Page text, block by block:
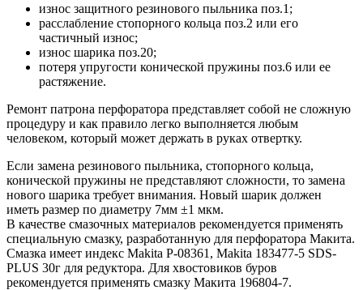
износ защитного резинового пыльника поз.1;
расслабление стопорного кольца поз.2 или его
частичный износ;
износ шарика поз.20;
потеря упругости конической пружины поз.6 или ее
растяжение.
Ремонт патрона перфоратора представляет собой не сложную
процедуру и как правило легко выполняется любым
человеком, который может держать в руках отвертку.
Если замена резинового пыльника, стопорного кольца,
конической пружины не представляют сложности, то замена
нового шарика требует внимания. Новый шарик должен
иметь размер по диаметру 7мм ±1 мкм.
В качестве смазочных материалов рекомендуется применять
специальную смазку, разработанную для перфоратора Макита.
Смазка имеет индекс Makita P-08361, Makita 183477-5 SDS-
PLUS 30г для редуктора. Для хвостовиков буров
рекомендуется применять смазку Макита 196804-7.